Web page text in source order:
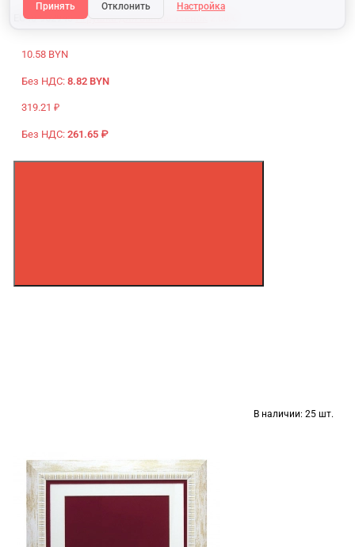
Принять
Отклонить Настройка
EU48-952943 Игрушка для ванны Утенок
10.58 BYN
Без НДС: 8.82 BYN
319.21 ₽
Без НДС: 261.65 ₽
В наличии: 25 шт.